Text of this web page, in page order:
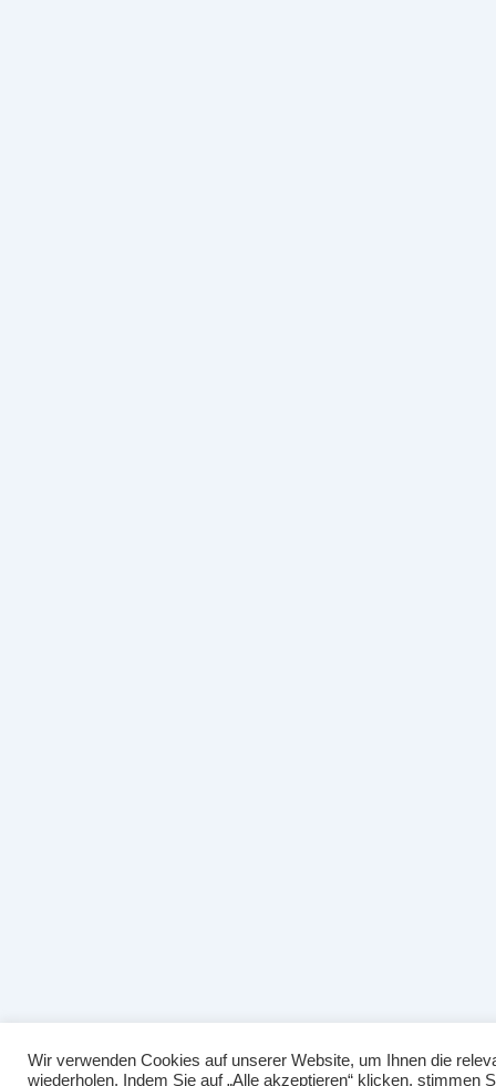
Wir verwenden Cookies auf unserer Website, um Ihnen die
wiederholen. Indem Sie auf „Alle akzeptieren“ klicken,